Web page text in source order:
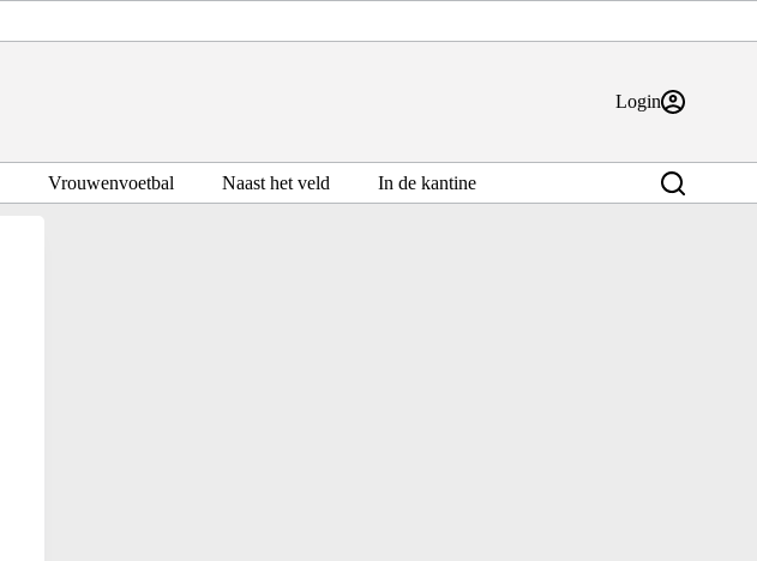
Login
Vrouwenvoetbal Naast het veld In de kantine